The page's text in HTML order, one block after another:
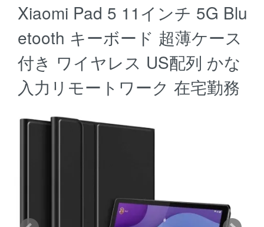
Xiaomi Pad 5 11インチ 5G Blu
etooth キーボード 超薄ケース
付き ワイヤレス US配列 かな
入力リモートワーク 在宅勤務